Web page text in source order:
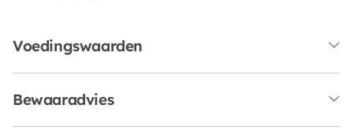
Voedingswaarden
Bewaaradvies